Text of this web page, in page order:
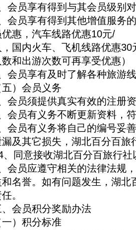
会员享有得到与其会员级别
会员享有得到其他增值服务
优惠，汽车线路优惠10元/
，国内火车、飞机线路优惠
数和出游次数可再享受优惠）
会员享有及时了解各种旅游
五）会员义务
会员须提供真实有效的注册
会员有义务不断更新资料，
会员有义务将自己的编号妥
漏及其它损失，湖北百分百
、同意接收湖北百分百旅行
会员应遵守相关的法律法规
和名誉。如有问题发生，湖
。
、会员积分奖励办法
一）积分标准